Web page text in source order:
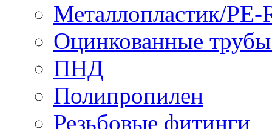
Металлопластик/
Оцинкованные
ПНД
Полипропилен
Резьбовые фитинги